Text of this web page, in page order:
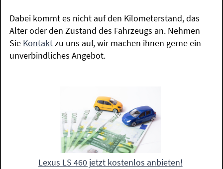
Dabei kommt es nicht auf den Kilometerstand, das
Alter oder den Zustand des Fahrzeugs an. Nehmen
Sie Kontaktzu uns auf, wir machen ihnen gerne ein
unverbindliches Angebot.
Lexus LS 460 jetzt kostenlos anbieten!